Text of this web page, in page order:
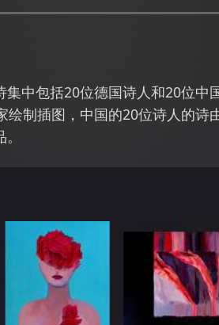
中包括20位德国诗人和20位中
制插图，中国的20位诗人的诗